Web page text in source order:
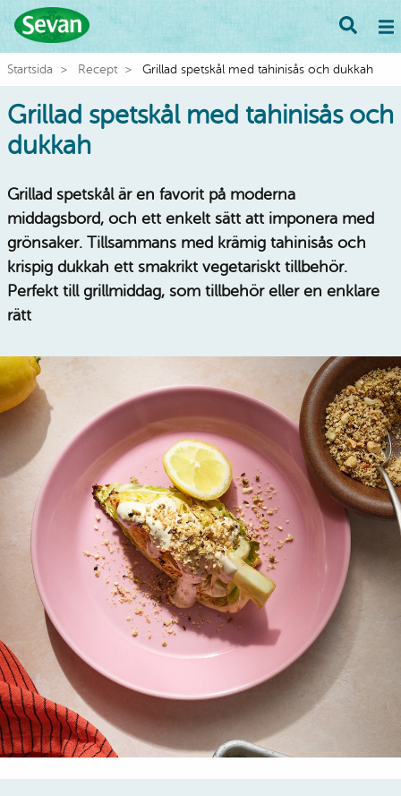
Startsida Recept Grillad spetskål med tahinisås och dukkah
Grillad spetskål med tahinisås och
dukkah
Grillad spetskål är en favorit på moderna
middagsbord, och ett enkelt sätt att imponera med
grönsaker. Tillsammans med krämig tahinisås och
krispig dukkah ett smakrikt vegetariskt tillbehör.
Perfekt till grillmiddag, som tillbehör eller en enklare
rätt